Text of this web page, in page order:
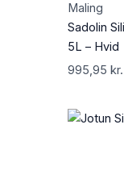
Maling
Sadolin
5L – Hvid
995,95 kr.